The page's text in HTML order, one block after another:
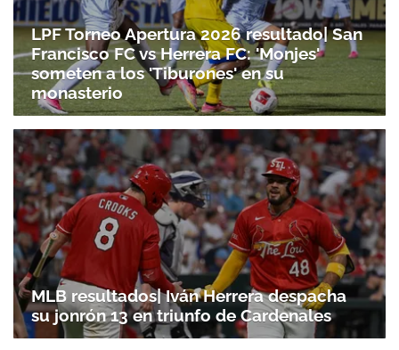
Gracias por suscribirte a nuestro boletín.
LPF Torneo Apertura 2026 resultado| San
Francisco FC vs Herrera FC: 'Monjes'
someten a los 'Tiburones' en su
monasterio
MLB resultados| Iván Herrera despacha
su jonrón 13 en triunfo de Cardenales